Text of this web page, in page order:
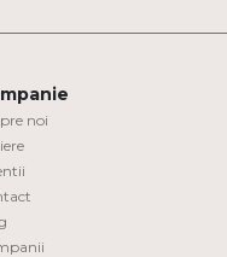
noi